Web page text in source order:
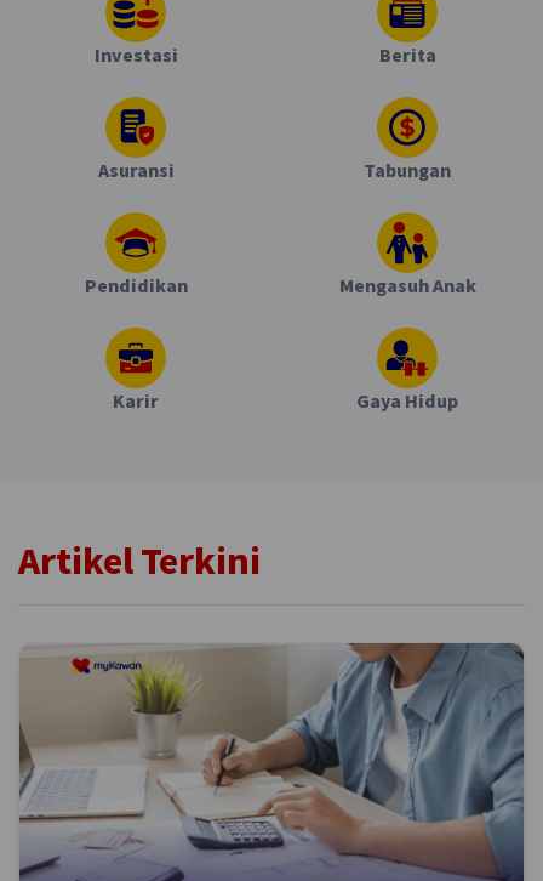
Investasi Berita
Asuransi Tabungan
Pendidikan Mengasuh Anak
Karir Gaya Hidup
Artikel Terkini